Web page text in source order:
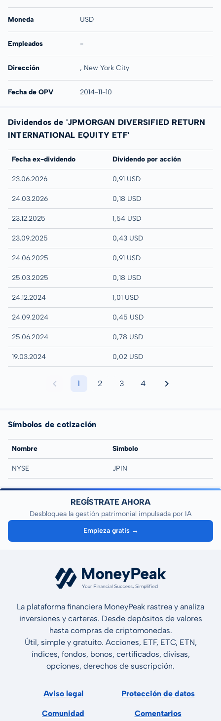
Moneda USD
Empleados -
Dirección , New York City
Fecha de OPV 2014-11-10
Dividendos de 'JPMORGAN DIVERSIFIED RETURN
INTERNATIONAL EQUITY ETF'
Fecha ex-dividendo Dividendo por acción
23.06.2026 0,91 USD
24.03.2026 0,18 USD
23.12.2025 1,54 USD
23.09.2025 0,43 USD
24.06.2025 0,91 USD
25.03.2025 0,18 USD
24.12.2024 1,01 USD
24.09.2024 0,45 USD
25.06.2024 0,78 USD
19.03.2024 0,02 USD
1 2 3 4
Símbolos de cotización
Nombre Símbolo
NYSE JPIN
REGÍSTRATE AHORA
Desbloquea la gestión patrimonial impulsada por IA
Empieza gratis →
La plataforma financiera MoneyPeak rastrea y analiza
inversiones y carteras. Desde depósitos de valores
hasta compras de criptomonedas.
Útil, simple y gratuito. Acciones, ETF, ETC, ETN,
índices, fondos, bonos, certificados, divisas,
opciones, derechos de suscripción.
Aviso legal Protección de datos
Comunidad Comentarios